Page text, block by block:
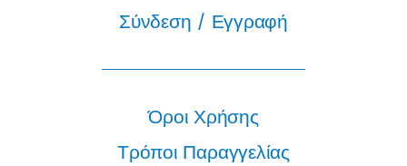
Σύνδεση / Εγγραφή
Όροι Χρήσης
Τρόποι Παραγγελίας